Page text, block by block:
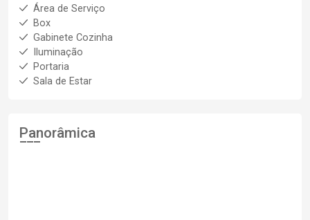
Área de Serviço
Box
Gabinete Cozinha
Iluminação
Portaria
Sala de Estar
Panorâmica